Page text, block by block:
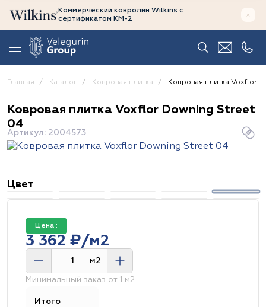
Коммерческий ковролин Wilkins с
сертификатом КМ-2
Главная Каталог Ковровая плитка Ковровая плитка Voxflor
Ковровая плитка Voxflor Downing Street
04
Артикул: 2004573
Цвет
Цена :
3 362 ₽/м2
м2
Минимальный заказ от 1 м2
Итого